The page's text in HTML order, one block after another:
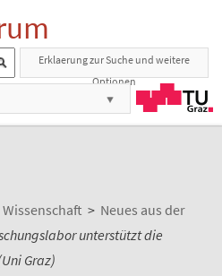
Erklaerung zur Suche und weitere
Optionen
Wissenschaft > Neues aus der
unterstützt die
Graz)